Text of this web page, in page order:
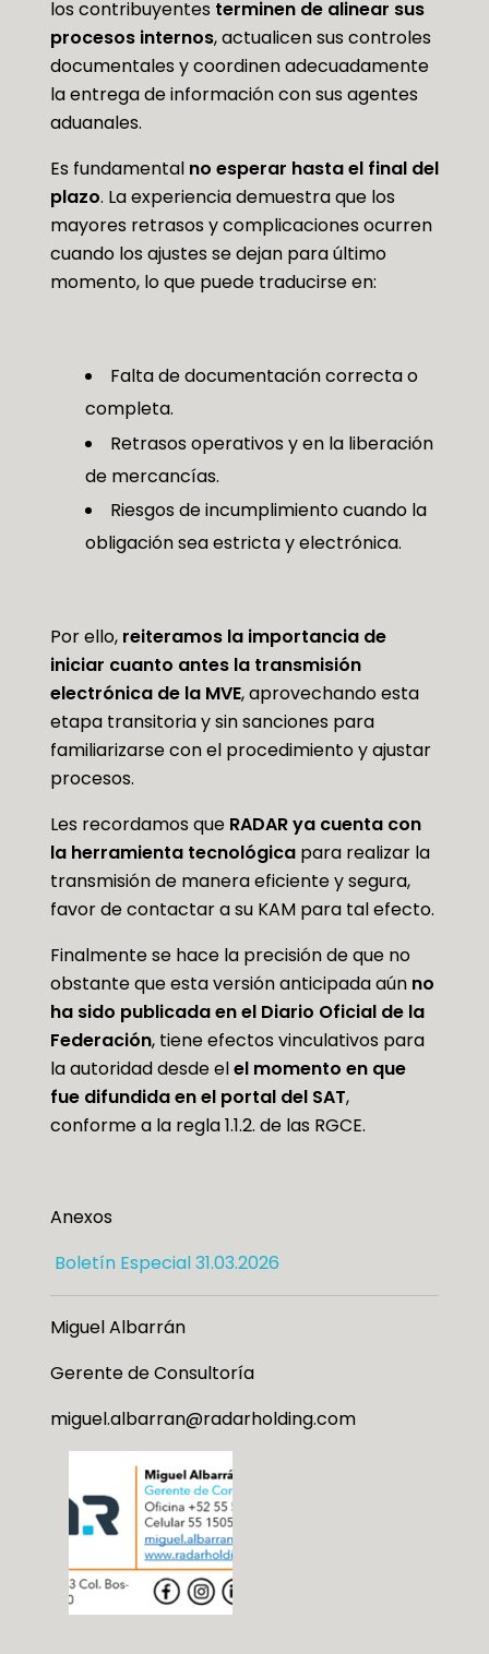
los contribuyentes terminen de alinear sus
procesos internos, actualicen sus controles
documentales y coordinen adecuadamente
la entrega de información con sus agentes
aduanales.
Es fundamental no esperar hasta el final del
plazo. La experiencia demuestra que los
mayores retrasos y complicaciones ocurren
cuando los ajustes se dejan para último
momento, lo que puede traducirse en:
Falta de documentación correcta o
completa.
Retrasos operativos y en la liberación
de mercancías.
Riesgos de incumplimiento cuando la
obligación sea estricta y electrónica.
Por ello, reiteramos la importancia de
iniciar cuanto antes la transmisión
electrónica de la MVE, aprovechando esta
etapa transitoria y sin sanciones para
familiarizarse con el procedimiento y ajustar
procesos.
Les recordamos que RADAR ya cuenta con
la herramienta tecnológicapara realizar la
transmisión de manera eficiente y segura,
favor de contactar a su KAM para tal efecto.
Finalmente se hace la precisión de que no
obstante que esta versión anticipada aún no
ha sido publicada en el Diario Oficial de la
Federación, tiene efectos vinculativos para
la autoridad desde elel momento en que
fue difundida en el portal del SAT,
conforme a la regla 1.1.2. de las RGCE.
Anexos
Boletín Especial 31.03.2026
Miguel Albarrán
Gerente de Consultoría
miguel.albarran@radarholding.com